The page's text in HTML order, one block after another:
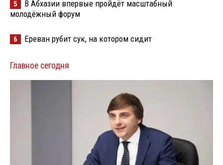
5
В Абхазии впервые пройдёт масштабный
молодёжный форум
6 Ереван рубит сук, на котором сидит
Главное сегодня